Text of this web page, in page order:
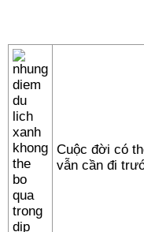
Cuộc đời có
vẫn cần đi